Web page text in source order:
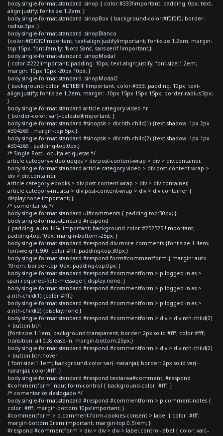
body.single-format-standard .sinop { color:#333!important; padding: 0px; text-
align:justify; font-size:1.2em; }
body.single-format-standard .sinopBox { background-color:#f0f0f0; border-
radius:3px; }
body.single-format-standard .sinopBlanco
{color:#f0f0f0!important; text-align:justify!important; font-size:1.2em; margin-
top:15px; font-family: 'Noto Sans', sans-serif !important;}
body.single-format-standard .sinopModal
{ color:#222!important; padding: 10px; text-align:justify; font-size:1.2em;
margin: 10px 10px -20px 10px; }
body.single-format-standard .sinopModal2
{ background-color: #D1EBFF !important; color:#333; padding: 10px; text-
align:justify; font-size:1.2em; margin: -10px 15px 15px 15px; border-radius:3px;
}
body.single-format-standard article.category-video hr
{ border-color: var(--celeste)!important; }
body.single-format-standard #sinopsis > div:nth-child(1) {text-shadow: 1px 2px
#304269 ; margin-top:5px;}
body.single-format-standard #sinopsis > div:nth-child(2) {text-shadow: 1px 1px
#304269 ; padding-top:0px;}
/* Single Post - oculta etiquetas */
article.category-videojuegos > div.post-content-wrap > div > div.container,
body.single-format-standard article.category-video > div.post-content-wrap >
div > div.container,
article.category-ebooks > div.post-content-wrap > div > div.container,
article.category-musica > div.post-content-wrap > div > div.container {
display:none!important; }
/* comentarios */
body.single-format-standard ul#comments { padding-top:30px; }
body.single-format-standard #respond
{ padding: auto 14% !important; background-color:#252525 !important;
padding-top:10px; margin-bottom:-25px; }
body.single-format-standard #respond div.more-comments {font-size:1.4em;
font-weight:600; color:#fff; padding-top:30px;}
body.single-format-standard #respond form#commentform { margin: auto
19rem; border-top: 0px; padding-top:0px; }
body.single-format-standard #respond #commentform > p.logged-in-as >
span.required-field-message { display:none; }
body.single-format-standard #respond #commentform > p.logged-in-as >
a:nth-child(1) {color:#fff;}
body.single-format-standard #respond #commentform > p.logged-in-as >
a:nth-child(2) {display:none;}
body.single-format-standard #respond #commentform > div > div:nth-child(2)
> button.btn
{font-size:1.1em; background:transparent; border: 2px solid #fff; color:#fff;
transition: all 0.3s ease-in; margin-bottom:25px;}
body.single-format-standard #respond #commentform > div > div:nth-child(2)
> button.btn:hover
{ font-size:1.1em; background-color:var(--naranja); border: 2px solid var(--
naranja); color:#fff; }
body.single-format-standard #respond textarea#comment, #respond
#commentform input.form-control { background-color: #fff; }
/* comentarios deslogado */
body.single-format-standard #respond #commentform > p.comment-notes {
color: #fff; margin-bottom:10px!important; }
#commentform > p.comment-form-cookies-consent > label { color: #fff;
margin-bottom:0rem!important; margin-top:0.5rem; }
#respond #commentform > div > div > div > label.control-label { color: var(--